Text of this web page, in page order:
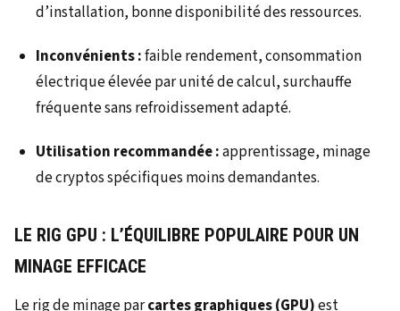
d’installation, bonne disponibilité des ressources.
Inconvénients :faible rendement, consommation
électrique élevée par unité de calcul, surchauffe
fréquente sans refroidissement adapté.
Utilisation recommandée :apprentissage, minage
de cryptos spécifiques moins demandantes.
LE RIG GPU : L’ÉQUILIBRE POPULAIRE POUR UN
MINAGE EFFICACE
Le rig de minage parcartes graphiques (GPU)est